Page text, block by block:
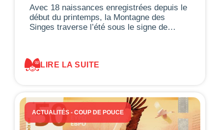
Avec 18 naissances enregistrées depuis le
début du printemps, la Montagne des
Singes traverse l’été sous le signe de…
LIRE LA SUITE
ACTUALITÉS - COUP DE POUCE